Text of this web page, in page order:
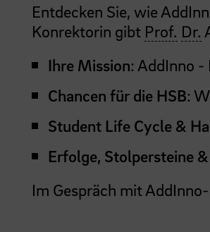
Entdecken Sie, wie
Konrektorin gibt Prof. Dr.
Ihre Mission: AddInno
Chancen für die HSB:
Student Life Cycle &
Erfolge, Stolpersteine
Im Gespräch mit